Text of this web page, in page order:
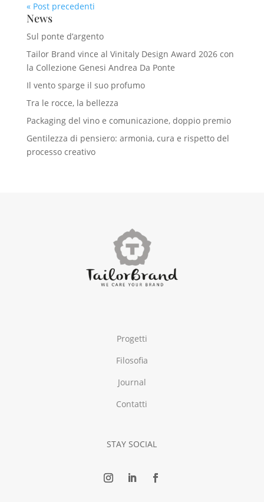
« Post precedenti
News
Sul ponte d’argento
Tailor Brand vince al Vinitaly Design Award 2026 con
la Collezione Genesi Andrea Da Ponte
Il vento sparge il suo profumo
Tra le rocce, la bellezza
Packaging del vino e comunicazione, doppio premio
Gentilezza di pensiero: armonia, cura e rispetto del
processo creativo
Progetti
Filosofia
Journal
Contatti
STAY SOCIAL